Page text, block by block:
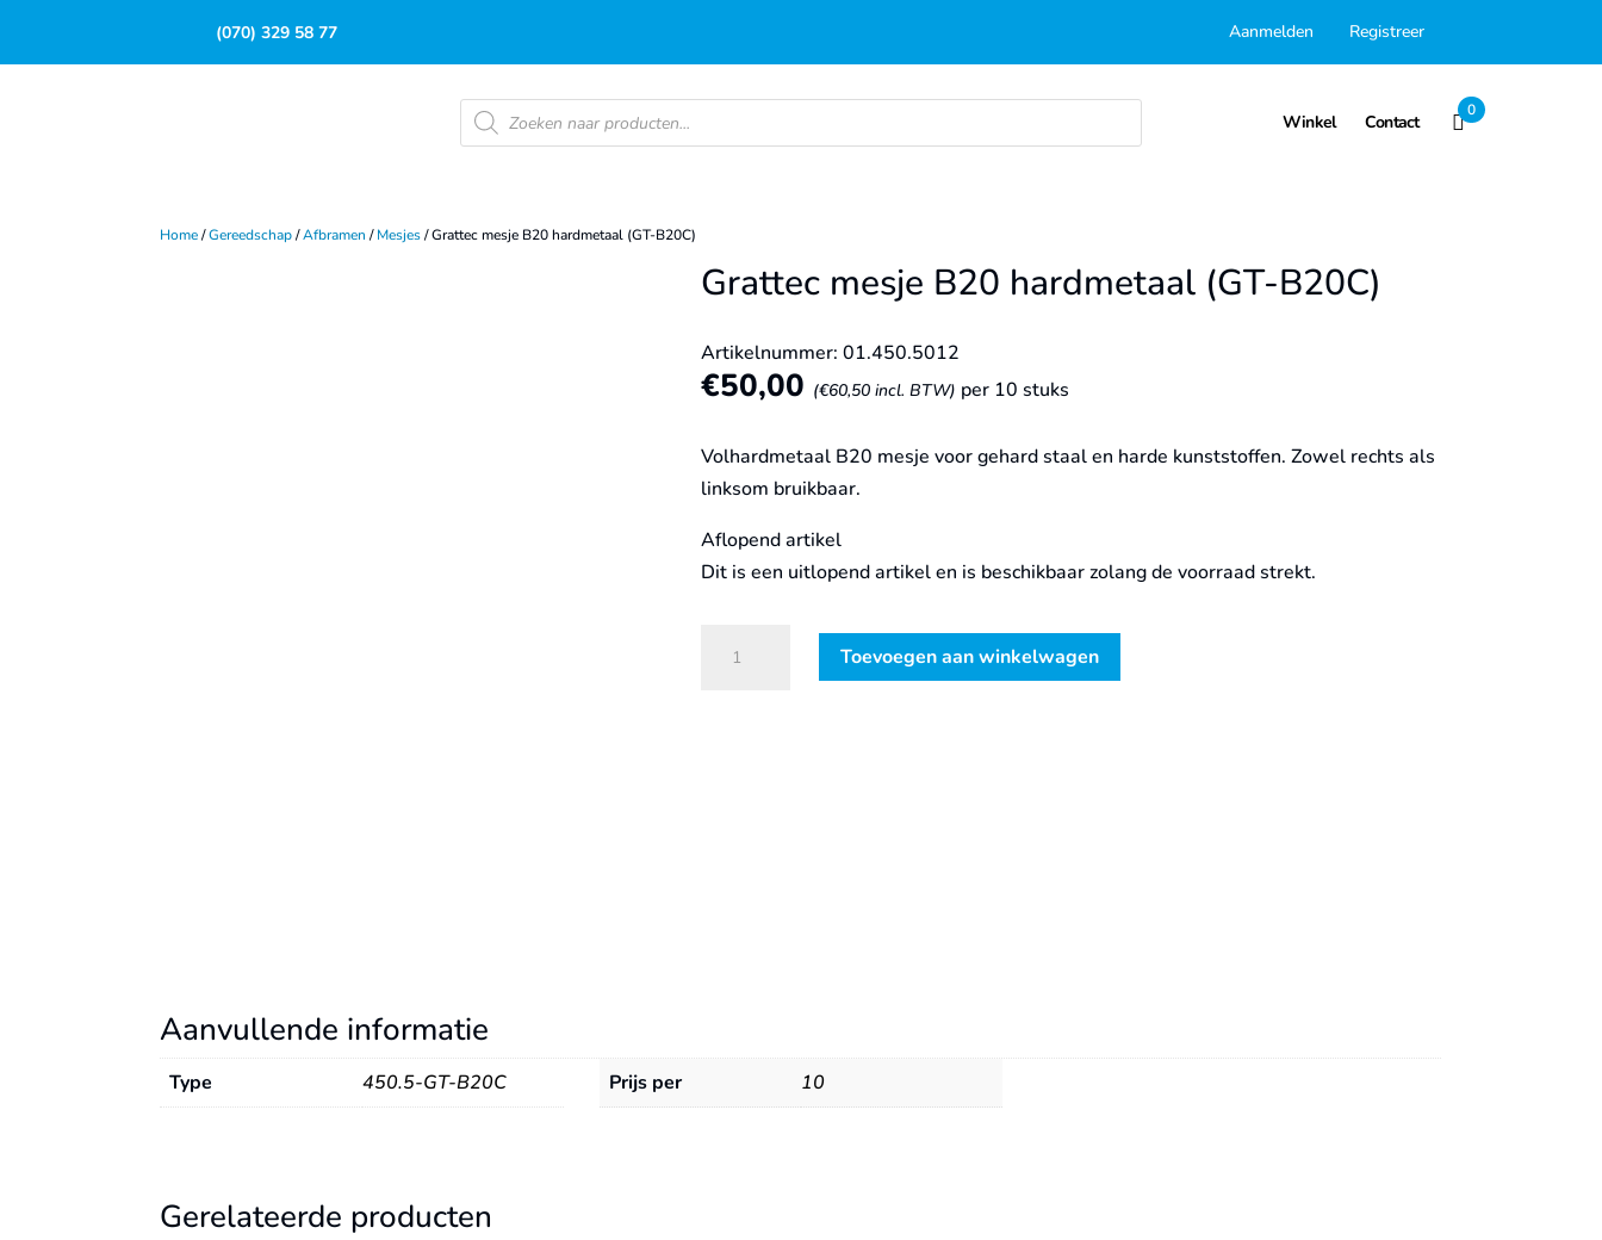
(070) 329 58 77 Aanmelden Registreer
Producten
zoeken Winkel Contact
0
Home/Gereedschap/Afbramen /Mesjes/ Grattec mesje B20 hardmetaal (GT-B20C)
Grattec mesje B20 hardmetaal (GT-B20C)
Artikelnummer: 01.450.5012
€50,00 (€60,50 incl. BTW) per 10 stuks
Volhardmetaal B20 mesje voor gehard staal en harde kunststoffen. Zowel rechts als
linksom bruikbaar.
Aflopend artikel
Dit is een uitlopend artikel en is beschikbaar zolang de voorraad strekt.
mesje
Toevoegen aan winkelwagen
Aanvullende informatie
Type 450.5-GT-B20C Prijs per 10
Gerelateerde producten